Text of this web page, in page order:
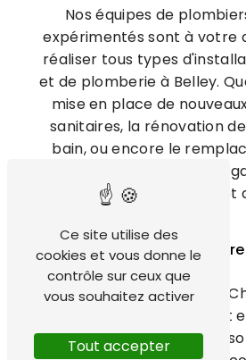
Nos équipes de
expérimentés sont à votre
réaliser tous types
et de plomberie à Belley.
mise en place de
sanitaires, la rénovation
bain, ou encore le
canalisations, nous vous
service professionnel et
Des solutions sur-
projet
Chez TechHydroEnergy
savons que chaque projet
pourquoi nous vous
Ce site utilise des
cookies et vous donne le
contrôle sur ceux que
vous souhaitez activer
Tout accepter